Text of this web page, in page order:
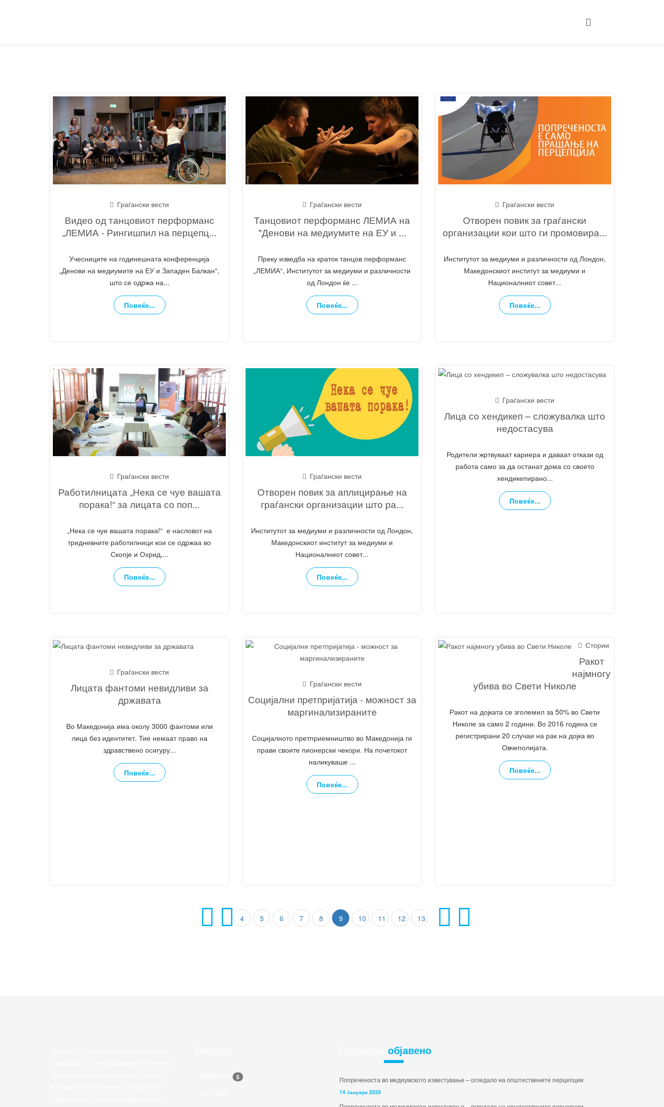
Граѓански вести
Видео од танцовиот перформанс
„ЛЕМИА - Рингишпил на перцепц...
Учесниците на годинешната конференција
„Денови на медиумите на ЕУ и Западен Балкан“,
што се одржа на...
Повеќе...
Граѓански вести
Танцовиот перформанс ЛЕМИА на
"Денови на медиумите на ЕУ и ...
Преку изведба на краток танцов перформанс
„ЛЕМИА“, Институтот за медиуми и различности
од Лондон ќе ...
Повеќе...
Граѓански вести
Отворен повик за граѓански
организации кои што ги промовира...
Институтот за медиуми и различности од Лондон,
Македонскиот институт за медиуми и
Националниот совет...
Повеќе...
Граѓански вести
Работилницата „Нека се чуе вашата
порака!“ за лицата со поп...
„Нека се чуе вашата порака!“ е насловот на
тридневните работилници кои се одржаа во
Скопје и Охрид,...
Повеќе...
Граѓански вести
Отворен повик за аплицирање на
граѓански организации што ра...
Институтот за медиуми и различности од Лондон,
Македонскиот институт за медиуми и
Националниот совет...
Повеќе...
Граѓански вести
Лица со хендикеп – сложувалка што
недостасува
Родители жртвуваат кариера и даваат откази од
работа само за да останат дома со своето
хендикепирано...
Повеќе...
Граѓански вести
Лицата фантоми невидливи за
државата
Во Македонија има околу 3000 фантоми или
лица без идентитет. Тие немаат право на
здравствено осигуру...
Повеќе...
Граѓански вести
Социјални претпријатија - можност за
маргинализираните
Социјалното претприемништво во Македонија ги
прави своите пионерски чекори. На почетокот
наликуваше ...
Повеќе...
Стории
Ракот
најмногу
убива во Свети Николе
Ракот на дојката се зголемил за 50% во Свети
Николе за само 2 години. Во 2016 година се
регистрирани 20 случаи на рак на дојка во
Овчеполијата.
Повеќе...
4 5 6 7 8 9 10 11 12 13
5
објавено
Попреченоста во медиумското известување – огледало на општествените перцепции
14 Јануари 2020